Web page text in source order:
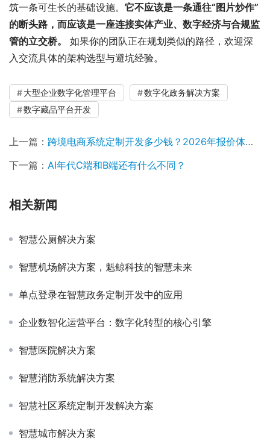
筑一条可生长的基础设施。 它不应该是一条通往“图片炒作”
的断头路，而应该是一座连接实体产业、数字经济与合规监
管的立交桥。
如果你的团队正在规划类似的路径，欢迎深
入交流具体的架构选型与避坑经验。
大型企业数字化管理平台
数字化政务解决方案
数字藏品平台开发
上一篇： 跨境电商系统定制开发多少钱？2026年报价体系与成本重构深度解析
下一篇： AI年代C端和B端还有什么不同？
相关新闻
智慧公厕解决方案
智慧机场解决方案，魁鲸科技的智慧未来
单点登录在智慧政务定制开发中的应用
企业数智化运营平台：数字化转型的核心引擎
智慧医院解决方案
智慧消防系统解决方案
智慧社区系统定制开发解决方案
智慧城市解决方案